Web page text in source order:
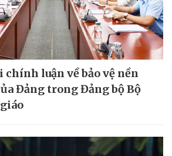
chính luận về bảo vệ nền
Đảng trong Đảng bộ Bộ